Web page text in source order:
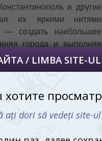
и другие
их яркими нитями
— создать наибольшее
города и выполняя
планирования и
Ваш успех зависит от
прокладывать
на шаг впереди своих